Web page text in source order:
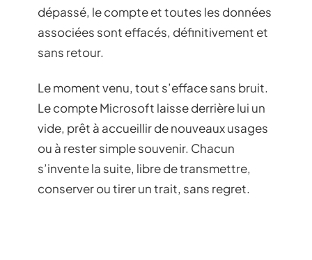
dépassé, le compte et toutes les données
associées sont effacés, définitivement et
sans retour.
Le moment venu, tout s’efface sans bruit.
Le compte Microsoft laisse derrière lui un
vide, prêt à accueillir de nouveaux usages
ou à rester simple souvenir. Chacun
s’invente la suite, libre de transmettre,
conserver ou tirer un trait, sans regret.